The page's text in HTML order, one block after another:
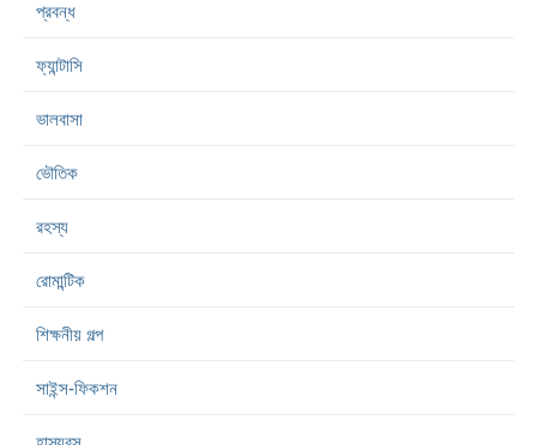
প্রবন্ধ
ফ্যান্টাসি
ভালবাসা
ভৌতিক
রহস্য
রোমান্টিক
শিক্ষনীয় গল্প
সাইন্স-ফিকশন